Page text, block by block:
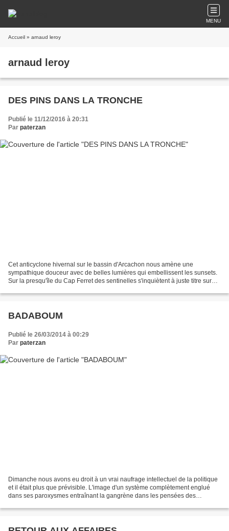
MENU
Accueil » arnaud leroy
arnaud leroy
DES PINS DANS LA TRONCHE
Publié le 11/12/2016 à 20:31
Par paterzan
Cet anticyclone hivernal sur le bassin d'Arcachon nous amène une
sympathique douceur avec de belles lumières qui embellissent les sunsets.
Sur la presqu'île du Cap Ferret des sentinelles s'inquiètent à juste titre sur
BADABOUM
Publié le 26/03/2014 à 00:29
Par paterzan
Dimanche nous avons eu droit à un vrai naufrage intellectuel de la politique
et il était plus que prévisible. L'image d'un système complètement englué
dans ses paroxysmes entraînant la gangrène dans les pensées des